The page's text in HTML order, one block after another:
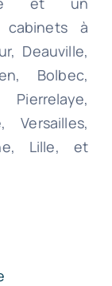
cabinets à
Deauville,
Bolbec,
Versailles,
Lille, et